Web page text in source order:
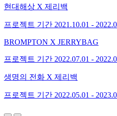
현대해상 X 제리백
프로젝트 기간 2021.10.01 -
BROMPTON X JERRYBAG
프로젝트 기간 2022.07.01 -
생명의 전화 X 제리백
프로젝트 기간 2022.05.01 -